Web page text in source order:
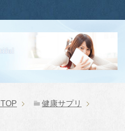
TOP
健康サプリ